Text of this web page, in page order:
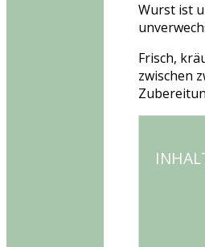
Wurst ist
Frisch,
zwischen